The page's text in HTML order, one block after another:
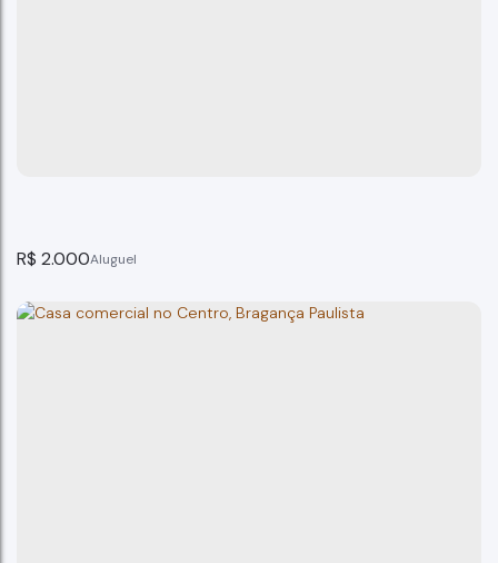
R$ 2.000